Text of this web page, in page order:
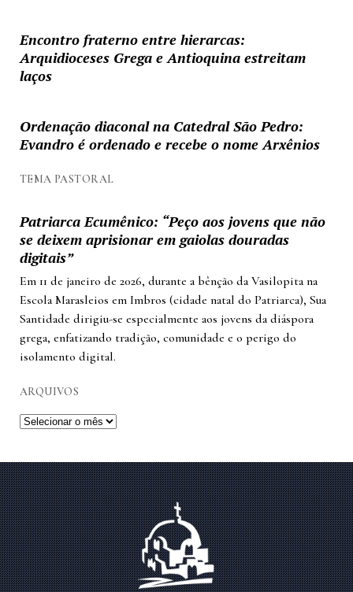
Encontro fraterno entre hierarcas:
Arquidioceses Grega e Antioquina estreitam
laços
Ordenação diaconal na Catedral São Pedro:
Evandro é ordenado e recebe o nome Arxênios
TEMA PASTORAL
Patriarca Ecumênico: “Peço aos jovens que não
se deixem aprisionar em gaiolas douradas
digitais”
Em 11 de janeiro de 2026, durante a bênção da Vasilopita na
Escola Marasleios em Imbros (cidade natal do Patriarca), Sua
Santidade dirigiu-se especialmente aos jovens da diáspora
grega, enfatizando tradição, comunidade e o perigo do
isolamento digital.
ARQUIVOS